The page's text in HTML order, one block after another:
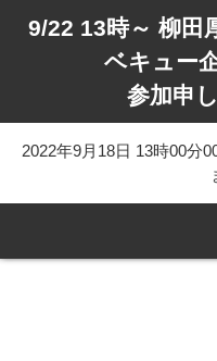
9/22 13時～ 柳田
ベキュー
参加申
2022年9月18日 13時00分